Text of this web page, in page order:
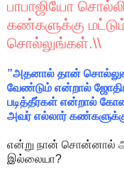
பாபாஜியோ
கண்களுக்கு
சொல்லுங்கள்.\\
”அதனால் தான்
வேண்டும் என்றால்
படித்தீர்கள் என்றால்
அவர் எல்லார்
என்று நான் சொன்னால்
இல்லையா?